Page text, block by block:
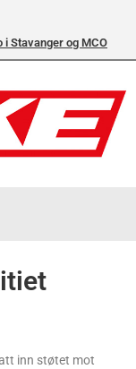
Stavanger og MCO
inn støtet mot